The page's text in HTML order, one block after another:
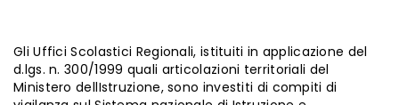
Gli Uffici Scolastici Regionali, istituiti in applicazione del
d.lgs. n. 300/1999 quali articolazioni territoriali del
Ministero dellIstruzione, sono investiti di compiti di